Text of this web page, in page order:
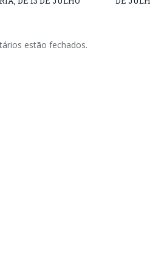
estão fechados.